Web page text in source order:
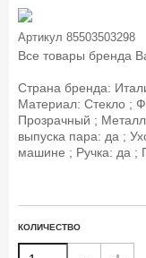
Артикул 85503503298
Все товары бренда
Страна бренда:
Материал: Стекло ;
Прозрачный ;
выпуска пара: да ;
машине ; Ручка: да ;
КОЛИЧЕСТВО